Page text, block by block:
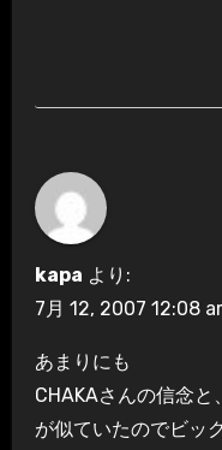
kapa より:
7月 12, 2007 12:08
あまりにも
CHAKAさんの信念と
が似ていたのでビッ